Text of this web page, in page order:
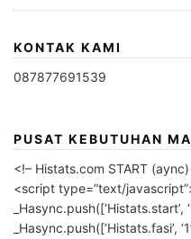
KONTAK KAMI
087877691539
PUSAT KEBUTUHAN
<!– Histats.com START
<script type=”text/
_Hasync.push([‘Histats.fasi’,